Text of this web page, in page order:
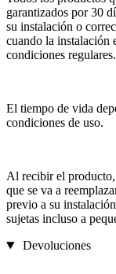
garantizados por 30
su instalación o
cuando la instalación
condiciones regulares.
El tiempo de vida
condiciones de uso.
Al recibir el
que se va a
previo a su
sujetas incluso a
Devoluciones